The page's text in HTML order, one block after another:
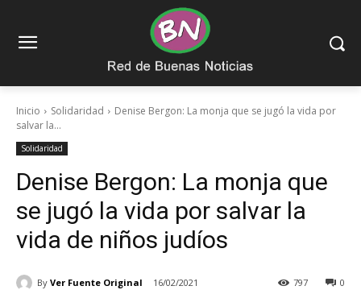
Inicio Solidaridad
Denise Bergon: La monja que se jugó la vida por
salvar la...
Solidaridad
Denise Bergon: La monja que
se jugó la vida por salvar la
vida de niños judíos
By Ver Fuente Original 16/02/2021 0
797